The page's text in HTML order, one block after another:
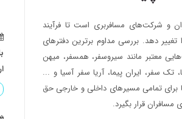
و شرکت‌های مسافربری است تا فرآیند
دهد. بررسی مداوم برترین دفترهای
معتبر مانند سیروسفر، همسفر، میهن‌
تک سفر، ایران پیما، آریا سفر آسیا و ...
برای تمامی مسیرهای داخلی و خارجی حق
قرار بگیرد.